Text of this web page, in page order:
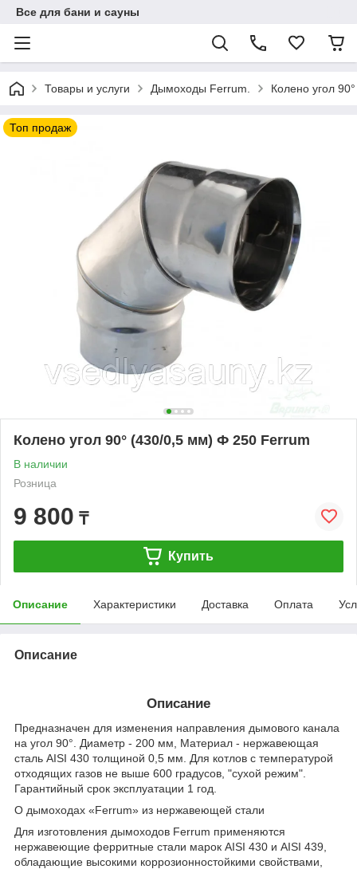
Все для бани и сауны
Товары и услуги Дымоходы Ferrum. Колено угол
Топ продаж
Колено угол 90° (430/0,5 мм) Ф 250 Ferrum
В наличии
Розница
9 800 ₸
Купить
Описание Характеристики Доставка Оплата
Описание
Описание
Предназначен для изменения направления дымового канала
на угол 90°. Диаметр - 200 мм, Материал - нержавеющая
сталь AISI 430 толщиной 0,5 мм. Для котлов с температурой
отходящих газов не выше 600 градусов, "сухой режим".
Гарантийный срок эксплуатации 1 год.
О дымоходах «Ferrum» из нержавеющей стали
Для изготовления дымоходов Ferrum применяются
нержавеющие ферритные стали марок AISI 430 и AISI 439,
обладающие высокими коррозионностойкими свойствами,